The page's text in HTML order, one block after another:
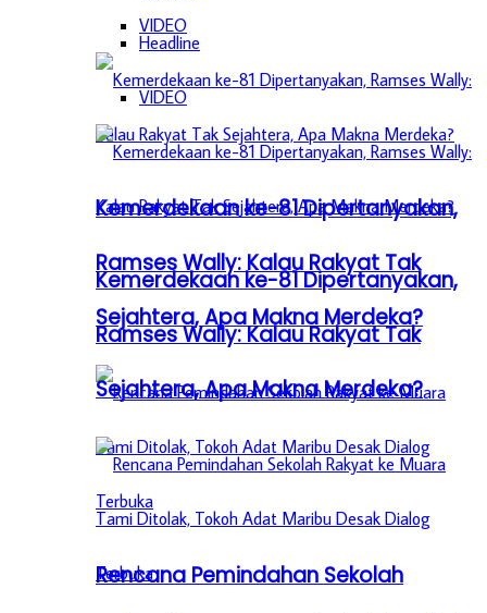
VIDEO
Kemerdekaan ke-81 Dipertanyakan,
Ramses Wally: Kalau Rakyat Tak
Sejahtera, Apa Makna Merdeka?
Rencana Pemindahan Sekolah
Headline
VIDEO
Kemerdekaan ke-81 Dipertanyakan,
Ramses Wally: Kalau Rakyat Tak
Sejahtera, Apa Makna Merdeka?